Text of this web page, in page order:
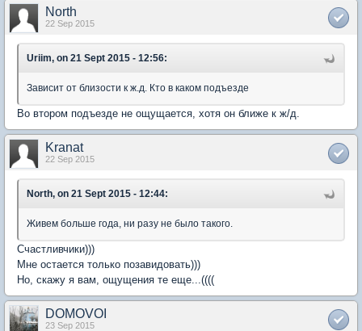
North
22 Sep 2015
Uriim, on 21 Sept 2015 - 12:56:
Зависит от близости к ж.д. Кто в каком подъезде
Во втором подъезде не ощущается, хотя он ближе к ж/д.
Kranat
22 Sep 2015
North, on 21 Sept 2015 - 12:44:
Живем больше года, ни разу не было такого.
Счастливчики)))
Мне остается только позавидовать)))
Но, скажу я вам, ощущения те еще...((((
DOMOVOI
23 Sep 2015